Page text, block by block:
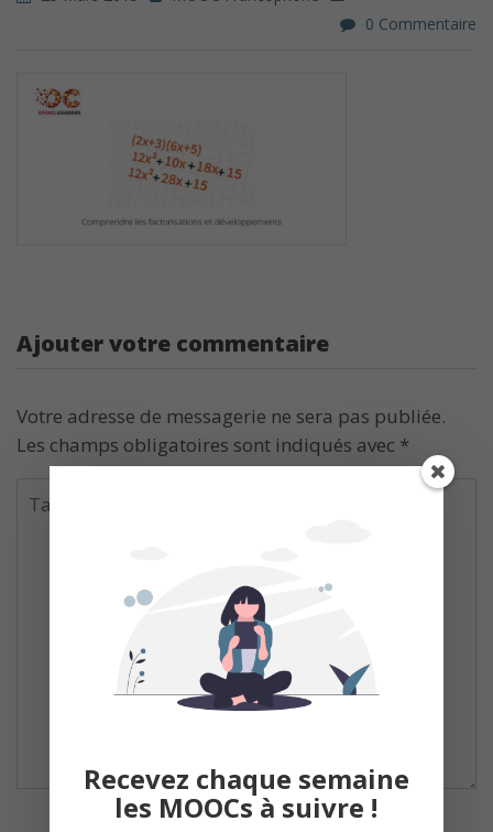
0 Commentaire
Ajouter votre commentaire
Votre adresse de messagerie ne sera pas publiée.
Les champs obligatoires sont indiqués avec *
Recevez chaque semaine
les MOOCs à suivre !